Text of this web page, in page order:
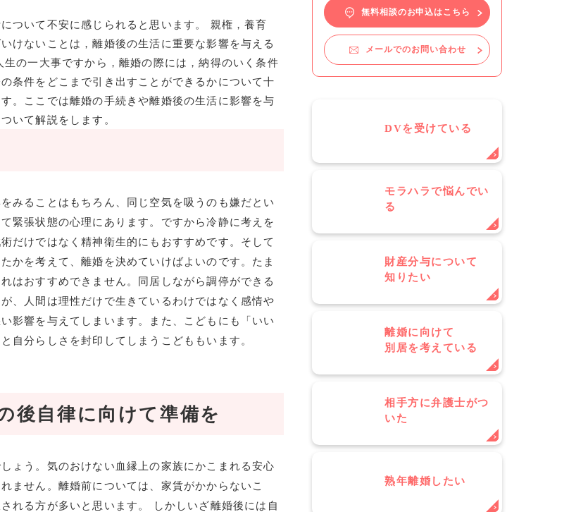
ついて不安に感じられると思います。 親権，養育
けないことは，離婚後の生活に重要な影響を与える
の一大事ですから，離婚の際には，納得のいく条件
条件をどこまで引き出すことができるかについて十
。ここでは離婚の手続きや離婚後の生活に影響を与
いて解説をします。
みることはもちろん、同じ空気を吸うのも嫌だとい
緊張状態の心理にあります。ですから冷静に考えを
だけではなく精神衛生的にもおすすめです。そして
かを考えて、離婚を決めていけばよいのです。たま
はおすすめできません。同居しながら調停ができる
、人間は理性だけで生きているわけではなく感情や
影響を与えてしまいます。また、こどもにも「いい
自分らしさを封印してしまうこどももいます。
後自律に向けて準備を
ょう。気のおけない血縁上の家族にかこまれる安心
ません。離婚前については、家賃がかからないこ
れる方が多いと思います。 しかしいざ離婚後には自
無料相談のお申込はこちら
メールでのお問い合わせ
DVを受けている
モラハラで悩んでい
る
財産分与について
知りたい
離婚に向けて
別居を考えている
相手方に弁護士がつ
いた
熟年離婚したい